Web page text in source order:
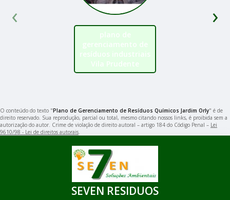
plano de
gerenciamento de
resíduos industriais
Vila Prudente
‹ ›
O conteúdo do texto "Plano de Gerenciamento de Resíduos Químicos Jardim Orly" é de
direito reservado. Sua reprodução, parcial ou total, mesmo citando nossos links, é proibida sem a
autorização do autor. Crime de violação de direito autoral – artigo 184 do Código Penal – Lei
9610/98 - Lei de direitos autorais
SEVEN RESIDUOS